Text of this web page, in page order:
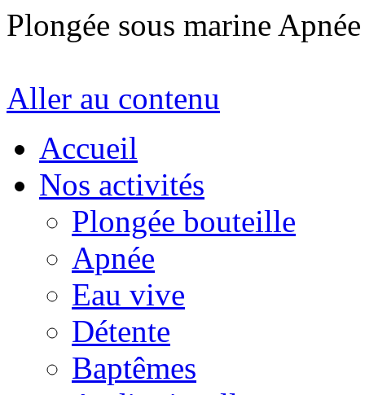
Plongée sous marine
Aller au contenu
Accueil
Nos activités
Plongée bouteille
Apnée
Eau vive
Détente
Baptêmes